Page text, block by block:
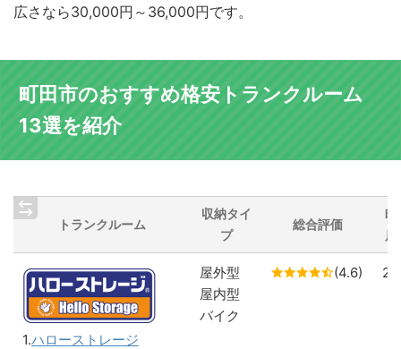
広さなら30,000円～36,000円です。
町田市のおすすめ格安トランクルーム
13選を紹介
トランクルーム
収納タイ
プ
総合評価
町
1.ハローストレージ
屋外型
屋内型
バイク
(4.6)